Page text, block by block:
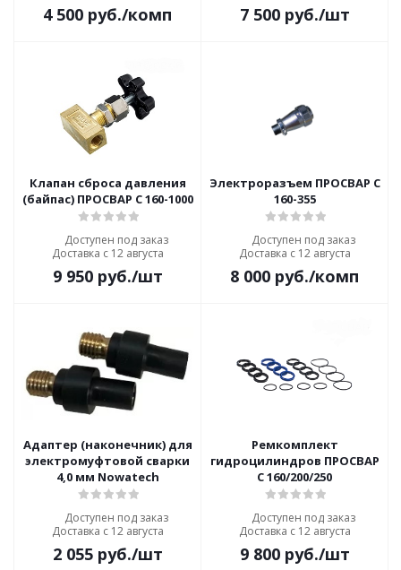
4 500 руб./комп 7 500руб./шт
Клапан сброса давления
(байпас) ПРОСВАР С 160-1000
Доступен под заказ
Доставка с 12 августа
9 950руб./шт
Электроразъем ПРОСВАР С
160-355
Доступен под заказ
Доставка с 12 августа
8 000 руб./комп
Адаптер (наконечник) для
электромуфтовой сварки
4,0 мм Nowatech
Доступен под заказ
Доставка с 12 августа
2 055руб./шт
Ремкомплект
гидроцилиндров ПРОСВАР
C 160/200/250
Доступен под заказ
Доставка с 12 августа
9 800руб./шт